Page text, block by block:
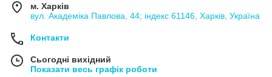
м. Харків
вул. Академіка Павлова, 44; індекс 61146, Харків, Україна
Контакти
Сьогодні вихідний
Показати весь графік роботи